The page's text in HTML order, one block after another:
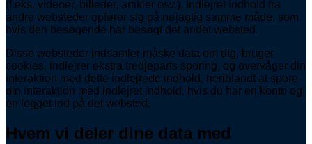
(f.eks. videoer, billeder, artikler osv.). Indlejret indhold fra
andre websteder opfører sig på nøjagtig samme måde, som
hvis den besøgende har besøgt det andet websted.
Disse websteder indsamler måske data om dig, bruger
cookies, indlejrer ekstra tredjeparts sporing, og overvåger din
interaktion med dette indlejrede indhold, heriblandt at spore
din interaktion med indlejret indhold, hvis du har en konto og
en logget ind på det websted.
Hvem vi deler dine data med